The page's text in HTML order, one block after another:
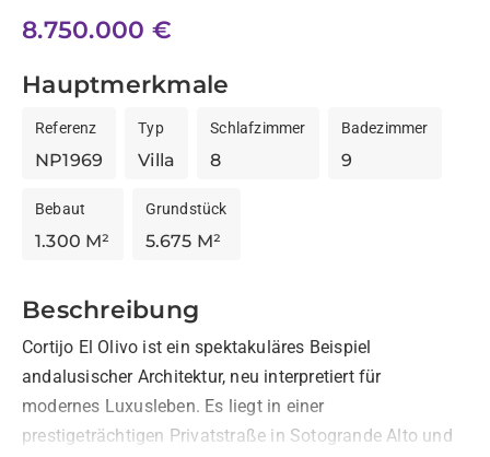
8.750.000 €
Hauptmerkmale
Referenz
NP1969
Typ
Villa
Schlafzimmer
8
Badezimmer
9
Bebaut
1.300 M²
Grundstück
5.675 M²
Beschreibung
Cortijo El Olivo ist ein spektakuläres Beispiel
andalusischer Architektur, neu interpretiert für
modernes Luxusleben. Es liegt in einer
prestigeträchtigen Privatstraße in Sotogrande Alto und